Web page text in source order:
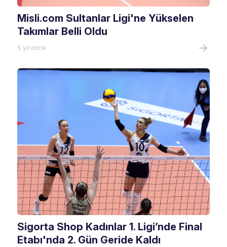
Misli.com Sultanlar Ligi'ne Yükselen
Takımlar Belli Oldu
5 yıl önce
Sigorta Shop Kadınlar 1. Ligi’nde Final
Etabı'nda 2. Gün Geride Kaldı